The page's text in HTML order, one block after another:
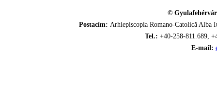
©
Postacím: Arhiepiscopia Romano-Catolică
Tel.: +40-258-811.689,
E-mail: